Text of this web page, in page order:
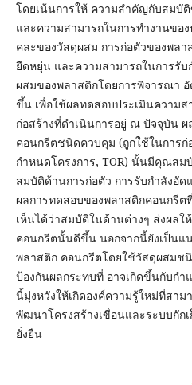
โดยเน้นการให้ ความสำคัญกับสมบั
และความสามารถในการทำงานขอ
คละของวัสดุผสม การก่อตัวของพล
ยืดหยุ่น และความสามารถในการรั
ผสมของพลาสติกโดยการพิจารณา
ขึ้น เพื่อใช้ผลทดสอบประเมินความ
ก่อสร้างที่ดำเนินการอยู่ ณ ปัจจุบัน
คอนกรีตชนิดควบคุม (ถูกใช้ในการ
กำหนดโครงการ, TOR) นั้นมีคุณส
สมบัติด้านการก่อตัว การรับกำลังอั
ผลการทดสอบของพลาสติกคอนกรีต
เห็นได้ว่าสมบัติในด้านต่างๆ ส่งผล
คอนกรีตนั้นดีขึ้น นอกจากนี้ยังเป็น
พลาสติก คอนกรีตโดยใช้วัสดุผสมช
ป้องกันผลกระทบที่ อาจเกิดขึ้นกับก
นี้มุ่งหวังให้เกิดองค์ความรู้ใหม่ที่สา
พัฒนาโครงสร้างเขื่อนและระบบกัก
ยั่งยืน